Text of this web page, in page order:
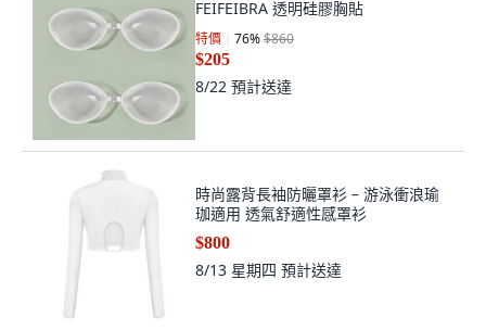
FEIFEIBRA 透明硅膠胸貼
特價 76%$860
$205
8/22 預計送達
時尚露背長袖防曬罩衫 – 游泳衝浪瑜
珈適用 透氣舒適性感罩衫
$800
8/13 星期四 預計送達